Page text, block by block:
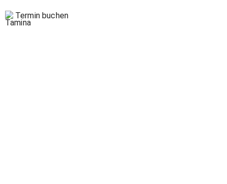
Termin buchen